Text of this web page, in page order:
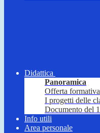
Didattica
Panoramica
Offerta formativa
I progetti delle
Documento del
Info utili
Area personale